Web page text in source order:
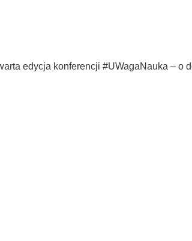
edycja konferencji #UWagaNauka – o